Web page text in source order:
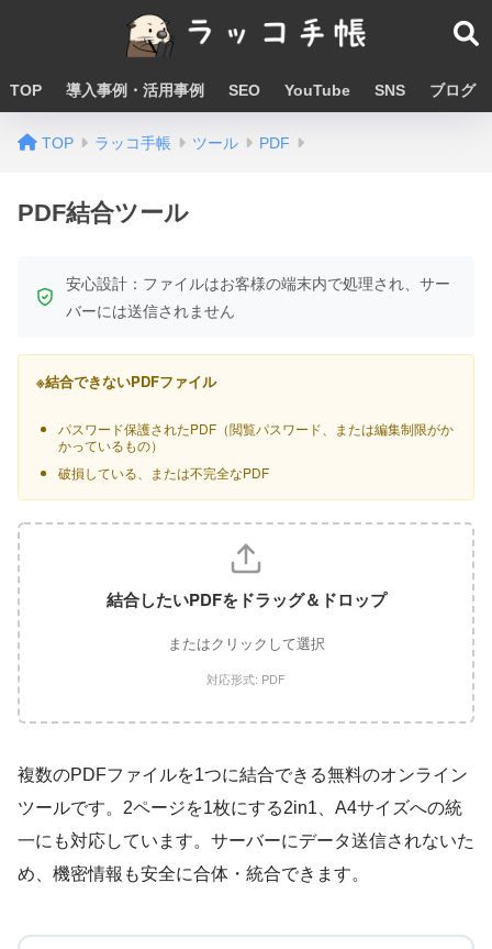
TOP 導入事例・活用事例 SEO YouTube SNS ブログ
TOP ラッコ手帳 ツール PDF
PDF結合ツール
安心設計：ファイルはお客様の端末内で処理され、サー
バーには送信されません
※結合できないPDFファイル
パスワード保護されたPDF（閲覧パスワード、または編集制限がか
かっているもの）
破損している、または不完全なPDF
結合したいPDFをドラッグ＆ドロップ
またはクリックして選択
対応形式: PDF
複数のPDFファイルを1つに結合できる無料のオンライン
ツールです。2ページを1枚にする2in1、A4サイズへの統
一にも対応しています。サーバーにデータ送信されないた
め、機密情報も安全に合体・統合できます。